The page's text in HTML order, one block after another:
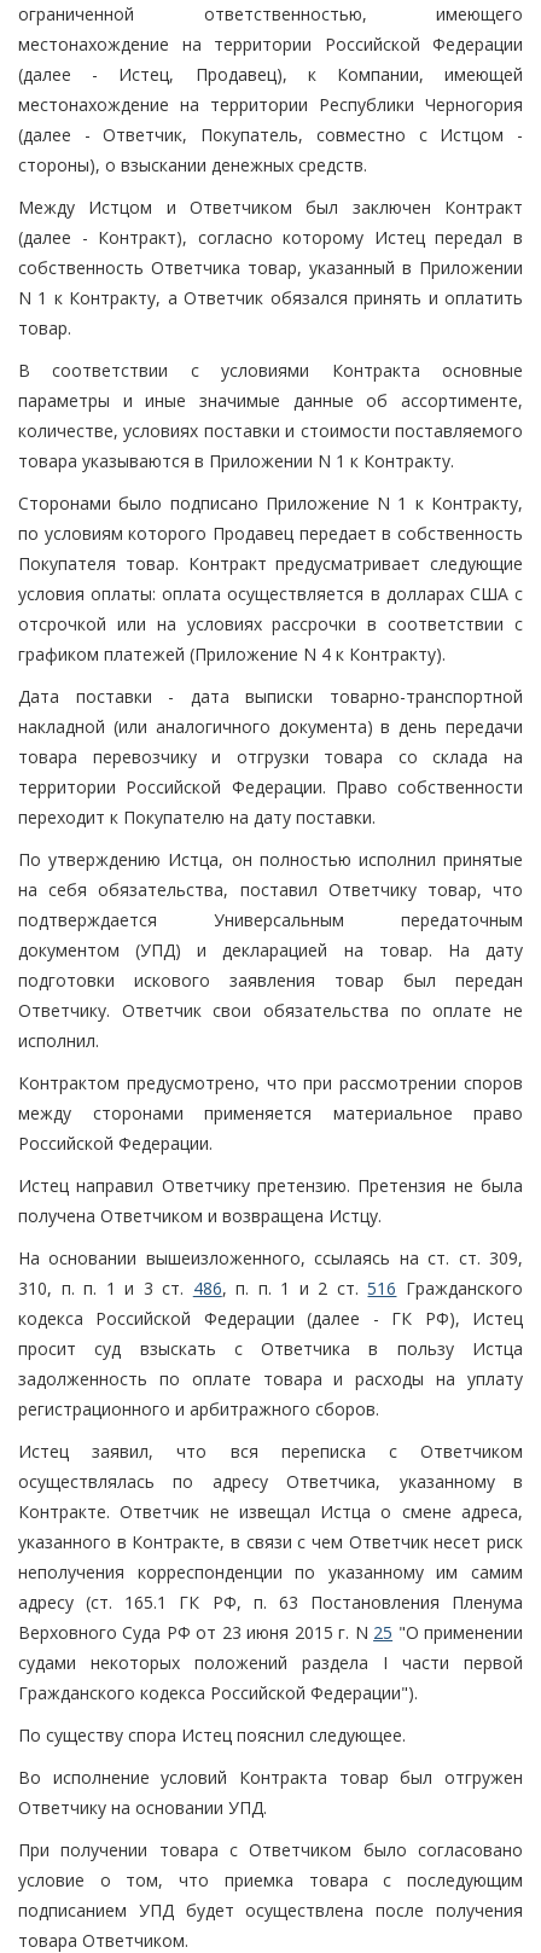
ограниченной ответственностью, имеющего
местонахождение на территории Российской Федерации
(далее - Истец, Продавец), к Компании, имеющей
местонахождение на территории Республики Черногория
(далее - Ответчик, Покупатель, совместно с Истцом -
стороны), о взыскании денежных средств.
Между Истцом и Ответчиком был заключен Контракт
(далее - Контракт), согласно которому Истец передал в
собственность Ответчика товар, указанный в Приложении
N 1 к Контракту, а Ответчик обязался принять и оплатить
товар.
В соответствии с условиями Контракта основные
параметры и иные значимые данные об ассортименте,
количестве, условиях поставки и стоимости поставляемого
товара указываются в Приложении N 1 к Контракту.
Сторонами было подписано Приложение N 1 к Контракту,
по условиям которого Продавец передает в собственность
Покупателя товар. Контракт предусматривает следующие
условия оплаты: оплата осуществляется в долларах США с
отсрочкой или на условиях рассрочки в соответствии с
графиком платежей (Приложение N 4 к Контракту).
Дата поставки - дата выписки товарно-транспортной
накладной (или аналогичного документа) в день передачи
товара перевозчику и отгрузки товара со склада на
территории Российской Федерации. Право собственности
переходит к Покупателю на дату поставки.
По утверждению Истца, он полностью исполнил принятые
на себя обязательства, поставил Ответчику товар, что
подтверждается Универсальным передаточным
документом (УПД) и декларацией на товар. На дату
подготовки искового заявления товар был передан
Ответчику. Ответчик свои обязательства по оплате не
исполнил.
Контрактом предусмотрено, что при рассмотрении споров
между сторонами применяется материальное право
Российской Федерации.
Истец направил Ответчику претензию. Претензия не была
получена Ответчиком и возвращена Истцу.
На основании вышеизложенного, ссылаясь на ст. ст. 309,
310, п. п. 1 и 3 ст. 486, п. п. 1 и 2 ст.516 Гражданского
кодекса Российской Федерации (далее - ГК РФ), Истец
просит суд взыскать с Ответчика в пользу Истца
задолженность по оплате товара и расходы на уплату
регистрационного и арбитражного сборов.
Истец заявил, что вся переписка с Ответчиком
осуществлялась по адресу Ответчика, указанному в
Контракте. Ответчик не извещал Истца о смене адреса,
указанного в Контракте, в связи с чем Ответчик несет риск
неполучения корреспонденции по указанному им самим
адресу (ст. 165.1 ГК РФ, п. 63 Постановления Пленума
Верховного Суда РФ от 23 июня 2015 г. N 25 "О применении
судами некоторых положений раздела I части первой
Гражданского кодекса Российской Федерации").
По существу спора Истец пояснил следующее.
Во исполнение условий Контракта товар был отгружен
Ответчику на основании УПД.
При получении товара с Ответчиком было согласовано
условие о том, что приемка товара с последующим
подписанием УПД будет осуществлена после получения
товара Ответчиком.